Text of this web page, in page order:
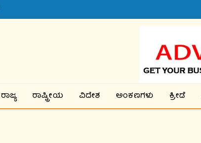
ರಾಜ್ಯ ರಾಷ್ಟ್ರೀಯ ವಿದೇಶ ಅಂಕಣಗಳು ಕ್ರೀಡೆ